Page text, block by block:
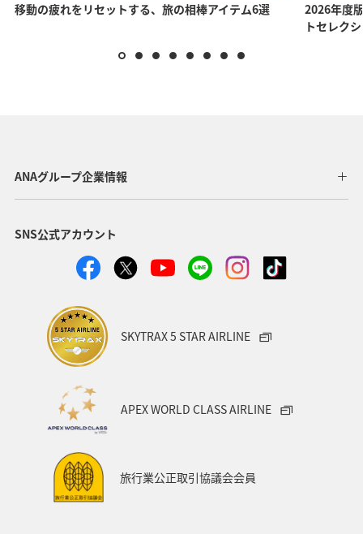
移動の疲れをリセットする、旅の相棒アイテム6選
2026年度
トセレク
ANAグループ企業情報
SNS公式アカウント
SKYTRAX 5 STAR AIRLINE
APEX WORLD CLASS AIRLINE
旅行業公正取引協議会会員